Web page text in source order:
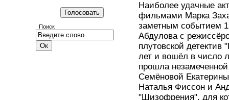
Поиск
Наиболее удачные
фильмами Марка
заметным событием
Абдулова с
плутовской детектив
лет и вошёл в число
прошла
Семёновой
Наталья Фиссон и
"Шизофрения", для